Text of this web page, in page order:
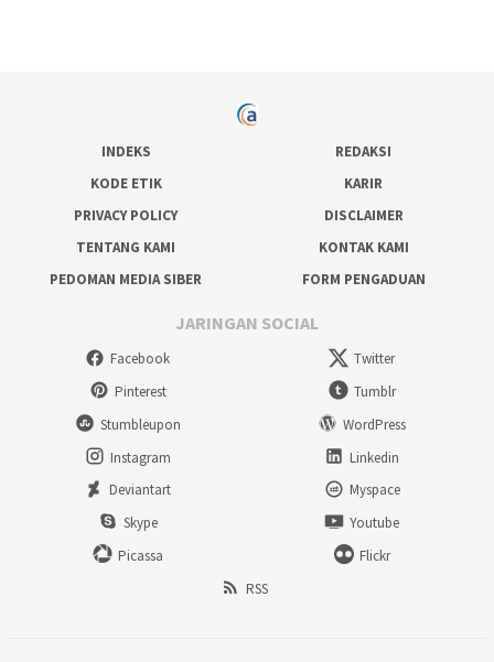
INDEKS
REDAKSI
KODE ETIK
KARIR
PRIVACY POLICY
DISCLAIMER
TENTANG KAMI
KONTAK KAMI
PEDOMAN MEDIA SIBER
FORM PENGADUAN
JARINGAN SOCIAL
Facebook
Twitter
Pinterest
Tumblr
Stumbleupon
WordPress
Instagram
Linkedin
Deviantart
Myspace
Skype
Youtube
Picassa
Flickr
RSS